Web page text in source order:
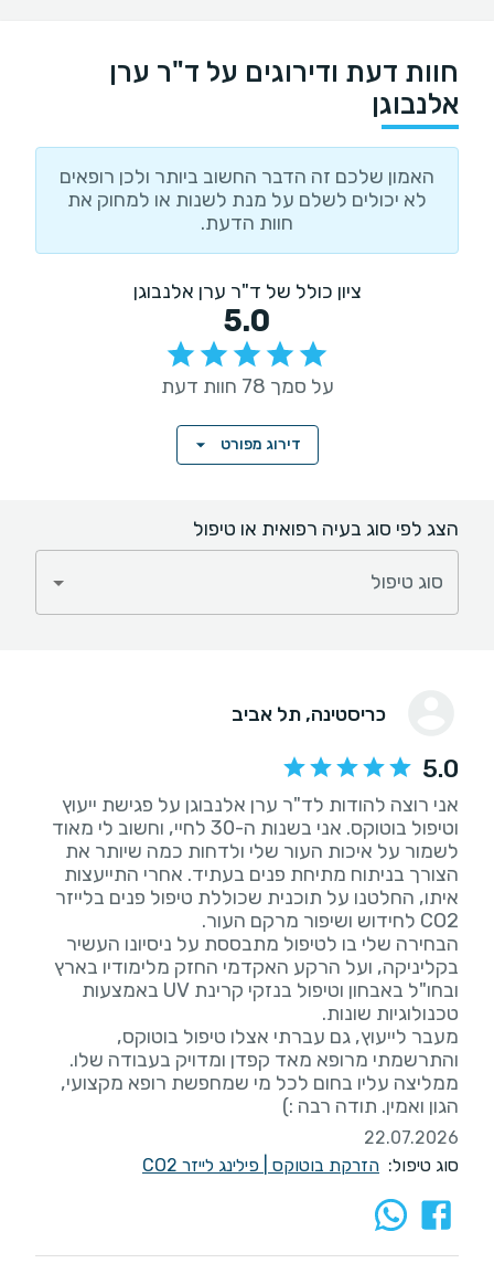
חוות דעת ודירוגים על ד"ר ערן
אלנבוגן
האמון שלכם זה הדבר החשוב ביותר ולכן רופאים
לא יכולים לשלם על מנת לשנות או למחוק את
חוות הדעת.
ציון כולל של ד"ר ערן אלנבוגן
5.0
על סמך 78 חוות דעת
דירוג מפורט
הצג לפי סוג בעיה רפואית או טיפול
סוג טיפול
כריסטינה, תל אביב
5.0
אני רוצה להודות לד"ר ערן אלנבוגן על פגישת ייעוץ
וטיפול בוטוקס. אני בשנות ה-30 לחיי, וחשוב לי מאוד
לשמור על איכות העור שלי ולדחות כמה שיותר את
הצורך בניתוח מתיחת פנים בעתיד. אחרי התייעצות
איתו, החלטנו על תוכנית שכוללת טיפול פנים בלייזר
הבחירה שלי בו לטיפול מתבססת על ניסיונו העשיר
בקליניקה, ועל הרקע האקדמי החזק מלימודיו בארץ
ובחו"ל באבחון וטיפול בנזקי קרינת UV באמצעות
מעבר לייעוץ, גם עברתי אצלו טיפול בוטוקס,
והתרשמתי מרופא מאד קפדן ומדויק בעבודה שלו.
ממליצה עליו בחום לכל מי שמחפשת רופא מקצועי,
הגון ואמין. תודה רבה :)
22.07.2026
סוג טיפול: הזרקת בוטוקס פילינג לייזר CO2